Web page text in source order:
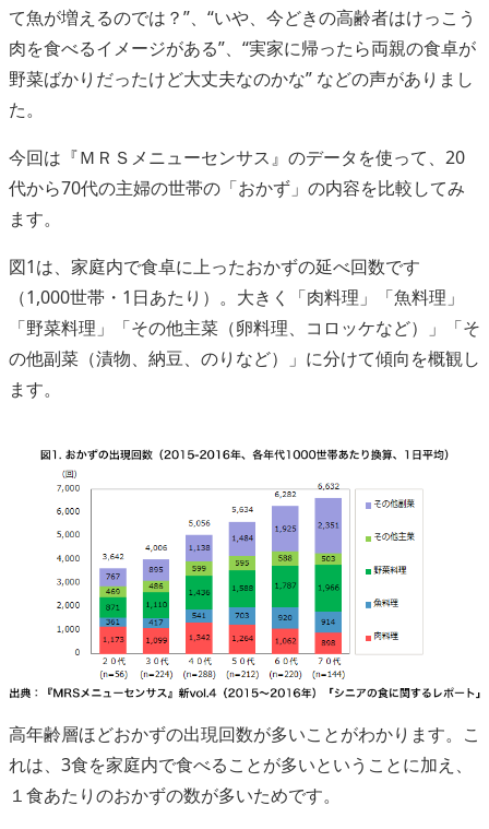
て魚が増えるのでは？”、“いや、今どきの高齢者はけっこう
肉を食べるイメージがある”、“実家に帰ったら両親の食卓が
野菜ばかりだったけど大丈夫なのかな” などの声がありまし
た。
今回は『ＭＲＳメニューセンサス』のデータを使って、20
代から70代の主婦の世帯の「おかず」の内容を比較してみ
ます。
図1は、家庭内で食卓に上ったおかずの延べ回数です
（1,000世帯・1日あたり）。大きく「肉料理」「魚料理」
「野菜料理」「その他主菜（卵料理、コロッケなど）」「そ
の他副菜（漬物、納豆、のりなど）」に分けて傾向を概観し
ます。
高年齢層ほどおかずの出現回数が多いことがわかります。こ
れは、3食を家庭内で食べることが多いということに加え、
１食あたりのおかずの数が多いためです。